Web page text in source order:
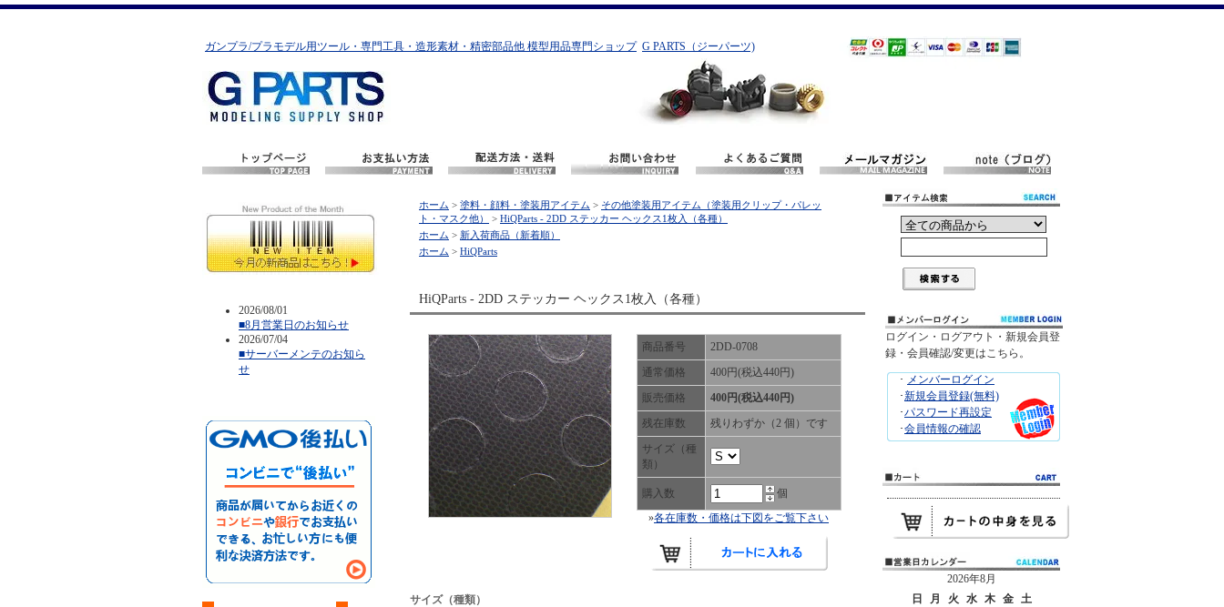
ガンプラ/プラモデル用ツール・専門工具・造形素材・精密部品他 模型用品専門ショップ G PARTS（ジーパーツ)
2026/08/01
■8月営業日のお知らせ
2026/07/04
■サーバーメンテのお知ら
せ
ホーム > 塗料・顔料・塗装用アイテム > その他塗装用アイテム（塗装用クリップ・パレッ
ト・マスク他）
> HiQParts - 2DD ステッカー ヘックス1枚入（各種）
ホーム > 新入荷商品（新着順）
ホーム > HiQParts
HiQParts - 2DD ステッカー ヘックス1枚入（各種）
商品番号
2DD-0708
通常価格
400円(税込440円)
販売価格
400円(税込440円)
残在庫数
残りわずか（2 個）です
サイズ（種
類）
購入数
個
»各在庫数・価格は下図をご覧下さい
サイズ（種類）
ログイン・ログアウト・新規会員登
録・会員確認/変更はこちら。
･ メンバーログイン
･新規会員登録(無料)
･パスワード再設定
･会員情報の確認
2026年8月
日
月 火 水 木 金
土